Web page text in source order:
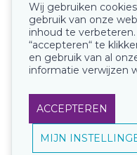
Wij gebruiken
gebruik van onze
inhoud te
“accepteren“ te
en gebruik van al
informatie verwijzen
ACCEPTEREN
MIJN